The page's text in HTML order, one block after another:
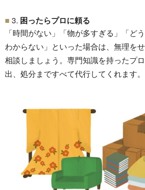
3. 困ったらプロに頼る
「時間がない」「物が多すぎる」「ど
わからない」といった場合は、 無理を
相談しましょう。 専門知識を持ったプ
出、処分まですべて代行してくれます。